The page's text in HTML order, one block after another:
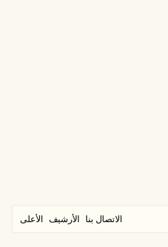
الاتصال بنا الأرشيف الأعلى